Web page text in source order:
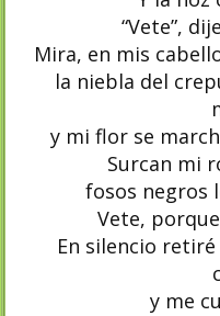
“Vete”,
Mira, en mis
la niebla del
y mi flor se
Surcan mi
fosos negros
Vete,
En silencio
y me